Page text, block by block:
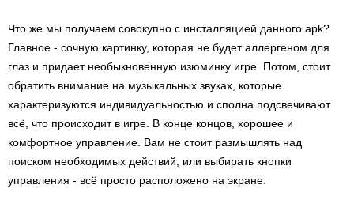
Что же мы получаем совокупно с инсталляцией данного apk?
Главное - сочную картинку, которая не будет аллергеном для
глаз и придает необыкновенную изюминку игре. Потом, стоит
обратить внимание на музыкальных звуках, которые
характеризуются индивидуальностью и сполна подсвечивают
всё, что происходит в игре. В конце концов, хорошее и
комфортное управление. Вам не стоит размышлять над
поиском необходимых действий, или выбирать кнопки
управления - всё просто расположено на экране.